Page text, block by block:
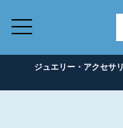
ジュエリー・アクセサ